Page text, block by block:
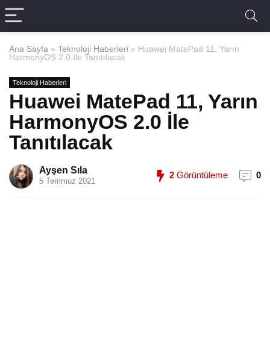
Ana Sayfa » Teknoloji Haberleri » Huawei MatePad 11, Yarın
HarmonyOS 2.0 İle Tanıtılacak
Teknoloji Haberleri
Huawei MatePad 11, Yarın
HarmonyOS 2.0 İle
Tanıtılacak
Ayşen Sıla
5 Temmuz 2021
2 Görüntüleme 0